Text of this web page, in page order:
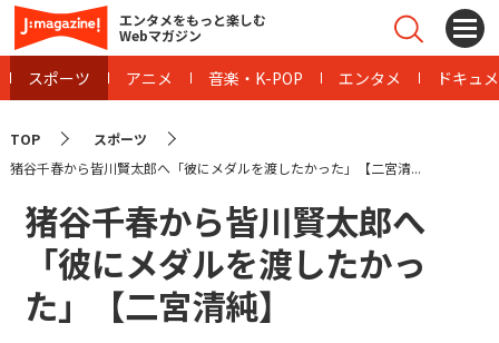
エンタメをもっと楽しむ
Webマガジン
スポーツ アニメ 音楽・K-POP エンタメ ドキュ
TOP
スポーツ
猪谷千春から皆川賢太郎へ「彼にメダルを渡したかった」【二宮清...
猪谷千春から皆川賢太郎へ
「彼にメダルを渡したかっ
た」【二宮清純】